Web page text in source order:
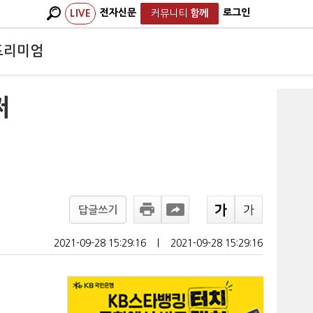
LIVE 전자신문 커뮤니티 함께 로그인
리미엄
답글쓰기
2021-09-28 15:29:16 2021-09-28 15:29:16